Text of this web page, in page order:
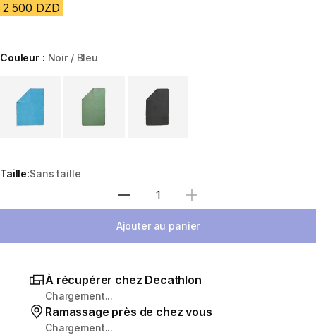
2 500 DZD
Couleur : Noir / Bleu
Taille:Sans taille
Sélectionnez la quantité
Ajouter au panier
À récupérer chez Decathlon
Chargement...
Ramassage près de chez vous
Chargement...